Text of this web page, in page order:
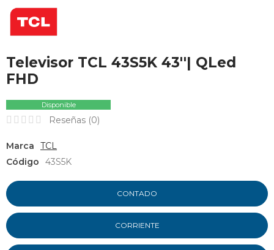
Televisor TCL 43S5K 43''| QLed
FHD
Disponible
Reseñas (0)
Marca
TCL
Código
43S5K
CONTADO
CORRIENTE